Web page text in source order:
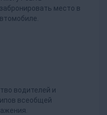
место в
водителей и
всеобщей